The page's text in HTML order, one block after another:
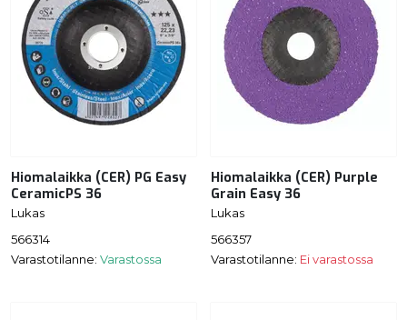
Hiomalaikka (CER) PG Easy
CeramicPS 36
Lukas
566314
Varastotilanne: Varastossa
Hiomalaikka (CER) Purple
Grain Easy 36
Lukas
566357
Varastotilanne: Ei varastossa